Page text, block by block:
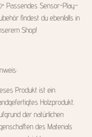
Passendes Sensor-Play-
findest du ebenfalls in
Shop!
Produkt ist ein
Holzprodukt.
der natürlichen
des Materials